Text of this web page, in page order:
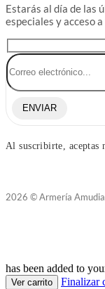
Estarás al día de las
especiales y acceso
ENVIAR
Al suscribirte, aceptas
2026 © Armería Amudia
has been added to
Ver carrito Finalizar